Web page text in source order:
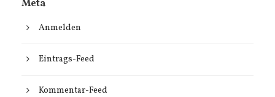
Meta
Anmelden
Eintrags-Feed
Kommentar-Feed